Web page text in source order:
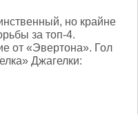
но крайне
за топ-4.
от «Эвертона». Гол
Джагелки: